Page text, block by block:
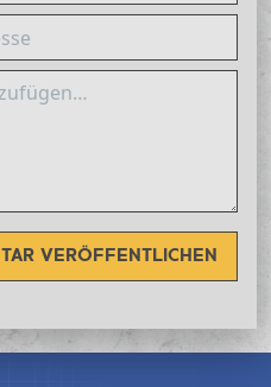
VERÖFFENTLICHEN